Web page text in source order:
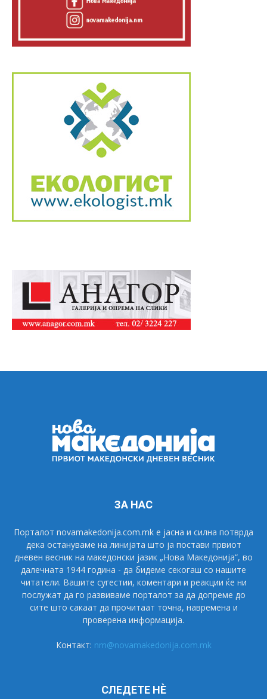
ЗА НАС
Порталот novamakedonija.com.mk е јасна и силна потврда
дека остануваме на линијата што ја постави првиот
дневен весник на македонски јазик „Нова Македонија“, во
далечната 1944 година - да бидеме секогаш со нашите
читатели. Вашите сугестии, коментари и реакции ќе ни
послужат да го развиваме порталот за да допреме до
сите што сакаат да прочитаат точна, навремена и
проверена информација.
Контакт: nm@novamakedonija.com.mk
СЛЕДЕТЕ НÈ